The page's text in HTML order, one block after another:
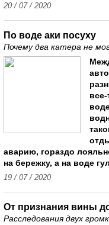
20 / 07 / 2020
По воде аки посуху
Почему два катера не
аварию, гораздо
на бережку, а на воде
19 / 07 / 2020
От признания вины
Расследования двух